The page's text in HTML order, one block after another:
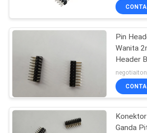
PERMINTAAN
PENAWARAN
SITEMAP
PRIVACY
POLICY
Pin
Wanita
Header
500V
Ganda